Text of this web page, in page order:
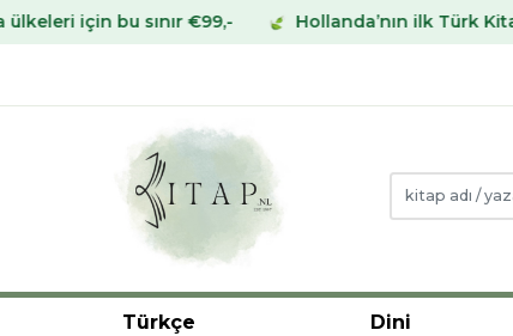
sınır €99,- Hollanda’nın ilk Türk Kitabevinden
Türkçe Dini